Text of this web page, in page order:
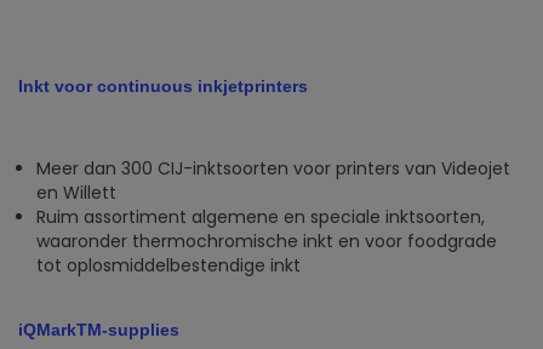
Inkt voor continuous inkjetprinters
Meer dan 300 CIJ-inktsoorten voor printers van Videojet
en Willett
Ruim assortiment algemene en speciale inktsoorten,
waaronder thermochromische inkt en voor foodgrade
tot oplosmiddelbestendige inkt
iQMarkTM-supplies